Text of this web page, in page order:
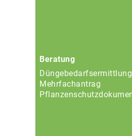
Beratung
Düngebedarfsermittlung
Mehrfachantrag